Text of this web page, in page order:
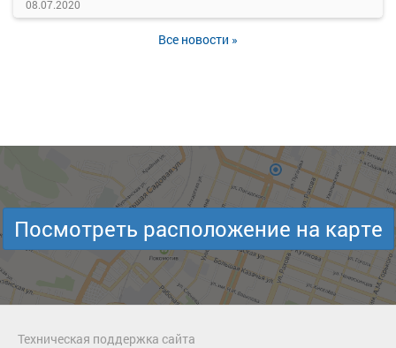
08.07.2020
Все новости »
Посмотреть расположение на карте
Техническая поддержка сайта